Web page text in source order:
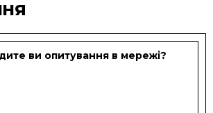
ви опитування в мережі?